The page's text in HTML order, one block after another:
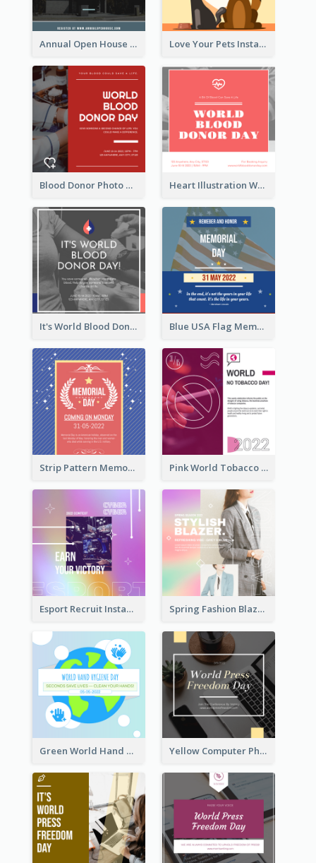
Annual Open House Instagram Post Love Your Pets Instagram Post
Blood Donor Photo World Blood Donor Day Instagram Post Heart Illustration World Blood Donor Day Instagram Post
It's World Blood Donor Day Photo Instagram Post Blue USA Flag Memorial Day Instagram Post Design
Strip Pattern Memorial Day Instagram Post Pink World Tobacco Day Instagram Post
Esport Recruit Instagram Post Spring Fashion Blazer Instagram Post
Green World Hand Hygiene Day Instagram Post Yellow Computer Photo World Press Freedom Day Instagram Post